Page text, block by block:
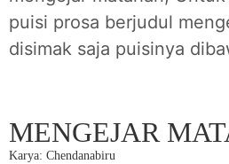
puisi prosa berjudul
disimak saja puisinya
MENGEJAR
Karya: Chendanabiru